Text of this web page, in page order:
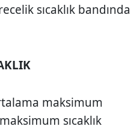
sıcaklık bandında
maksimum
sıcaklık